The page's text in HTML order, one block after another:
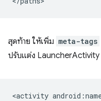
สุดท้าย ให้เพิ่ม meta-tags
ปรับแต่ง LauncherActivity
<activity